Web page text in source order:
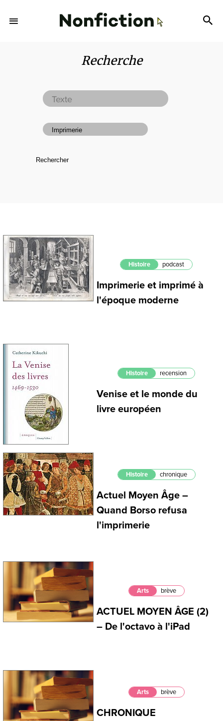
Recherche
Histoire podcast
Imprimerie et imprimé à
l'époque moderne
Histoire recension
Venise et le monde du
livre européen
Histoire chronique
Actuel Moyen Âge –
Quand Borso refusa
l'imprimerie
Arts brève
ACTUEL MOYEN ÂGE (2)
– De l'octavo à l'iPad
Arts brève
CHRONIQUE